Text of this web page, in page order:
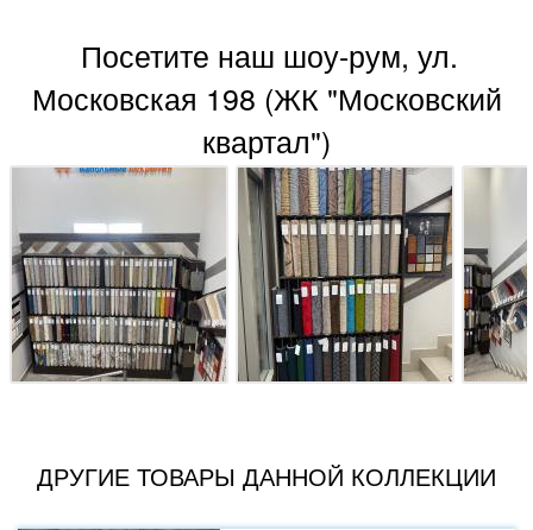
Посетите наш шоу-рум, ул.
Московская 198 (ЖК "Московский
квартал")
ДРУГИЕ ТОВАРЫ ДАННОЙ КОЛЛЕКЦИИ